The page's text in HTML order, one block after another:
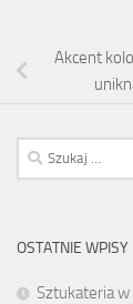
Akcent
Szukaj:
OSTATNIE WPISY
Sztukateria